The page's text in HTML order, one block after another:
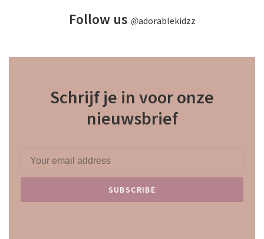
Follow us @adorablekidzz
Schrijf je in voor onze
nieuwsbrief
SUBSCRIBE